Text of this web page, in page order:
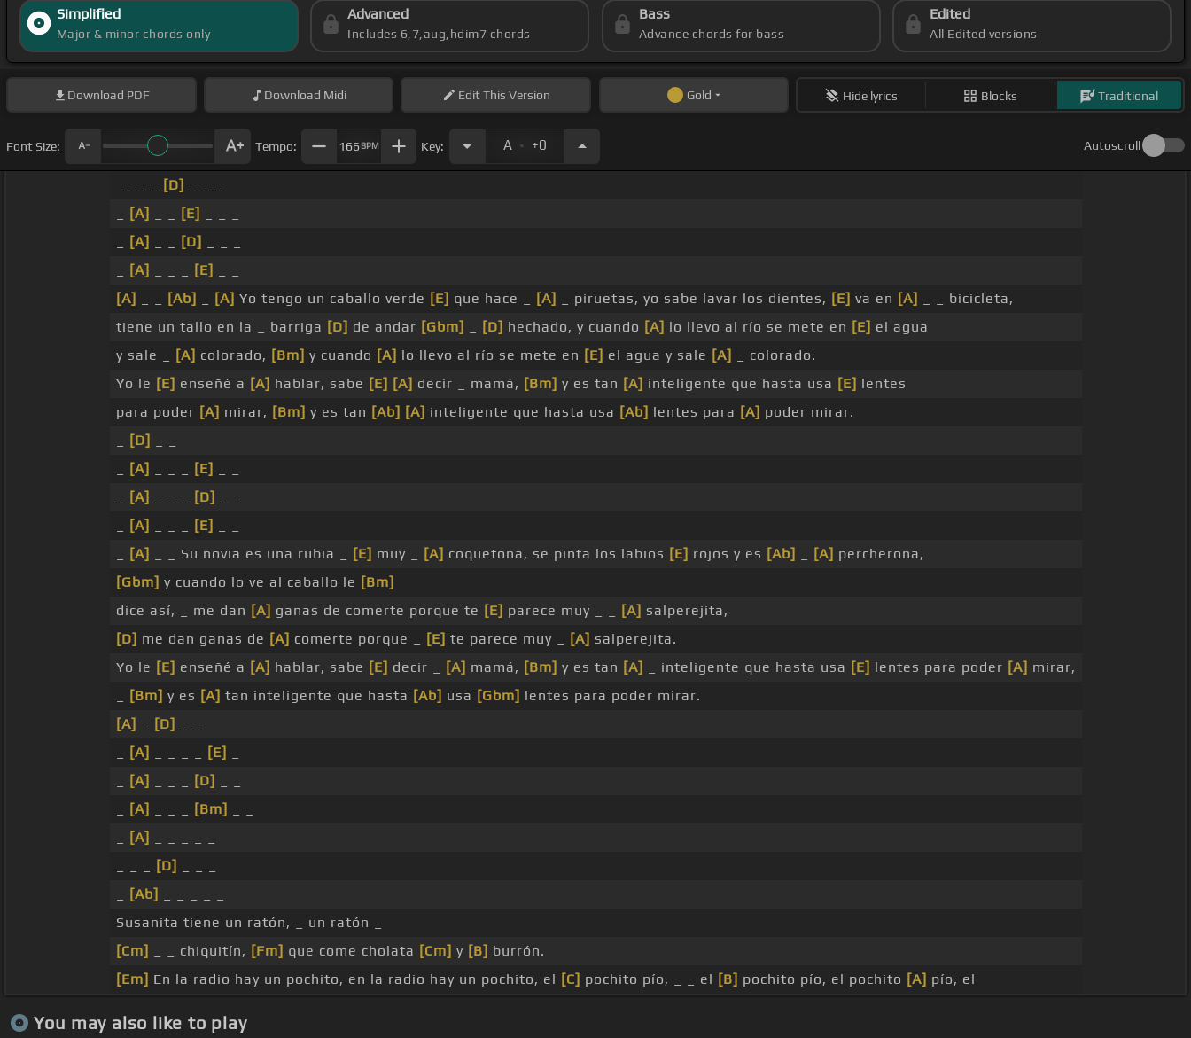
Simplified
Major & minor chords only
Advanced
Includes 6,7,aug,hdim7 chords
Bass
Advance chords for bass
Edited
All Edited versions
Download PDF Download Midi EditThis Version Gold Hide lyrics Blocks Traditional
Font Size: Tempo: 166 BPM Key: A . +0 Autoscroll
[D]
[A] [E]
[A] [D]
[A] [E]
[A]
[Ab] [A] Yo tengo un caballo verde [E] que hace _ [A] _ piruetas, yo sabe lavar los dientes, [E] va en [A]
_ _ bicicleta,
tiene un tallo en la _ barriga [D] de andar [Gbm] [D] hechado, y cuando [A] lo llevo al río se mete en [E] el agua
y sale _
[A] colorado, [Bm] y cuando [A] lo llevo al río se mete en [E] el agua y sale [A]
_ colorado.
Yo le [E] enseñé a [A] hablar, sabe [E] [A] decir _ mamá, [Bm] y es tan [A] inteligente que hasta usa [E] lentes
para poder [A] mirar, [Bm] y es tan [Ab] [A] inteligente que hasta usa [Ab] lentes para [A] poder mirar.
[D]
[A] [E]
[A] [D]
[A] [E]
[A] _ _ Su novia es una rubia _ [E] muy _ [A] coquetona, se pinta los labios [E] rojos y es [Ab] [A] percherona,
[Gbm] y cuando lo ve al caballo le [Bm]
dice así, _ me dan [A] ganas de comerte porque te [E] parece muy _ _ [A] salperejita,
[D] me dan ganas de [A] comerte porque _ [E] te parece muy _ [A] salperejita.
Yo le [E] enseñé a [A] hablar, sabe [E] decir _ [A] mamá, [Bm] y es tan [A] _ inteligente que hasta usa [E] lentes para poder [A] mirar,
[Bm] y es [A] tan inteligente que hasta [Ab] usa [Gbm] lentes para poder mirar.
[A]
[D]
[A] [E]
[A] [D]
[A] [Bm]
[A]
[D]
[Ab]
Susanita tiene un ratón, _ un ratón _
[Cm]
_ _ chiquitín, [Fm] que come cholata [Cm] y [B] burrón.
[Em] En la radio hay un pochito, en la radio hay un pochito, el [C] pochito pío, _ _ el [B] pochito pío, el pochito [A] pío, el
You may also like to play